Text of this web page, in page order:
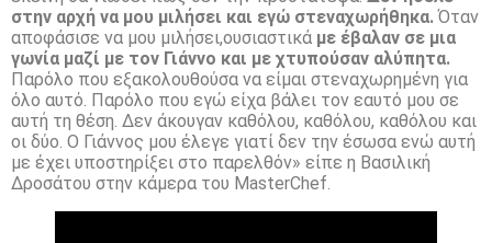
στην αρχή να μου μιλήσει και εγώ στεναχωρήθηκα.Όταν
αποφάσισε να μου μιλήσει,ουσιαστικά με έβαλαν σε μια
γωνία μαζί με τον Γιάννο και με χτυπούσαν αλύπητα.
Παρόλο που εξακολουθούσα να είμαι στεναχωρημένη για
όλο αυτό. Παρόλο που εγώ είχα βάλει τον εαυτό μου σε
αυτή τη θέση. Δεν άκουγαν καθόλου, καθόλου, καθόλου και
οι δύο. Ο Γιάννος μου έλεγε γιατί δεν την έσωσα ενώ αυτή
με έχει υποστηρίξει στο παρελθόν» είπε η Βασιλική
Δροσάτου στην κάμερα του MasterChef.